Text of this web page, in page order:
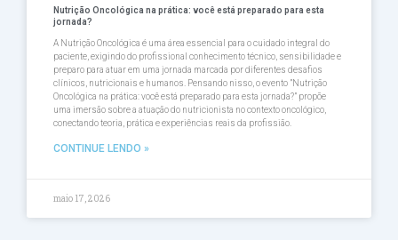
Nutrição Oncológica na prática: você está preparado para esta
jornada?
A Nutrição Oncológica é uma área essencial para o cuidado integral do
paciente, exigindo do profissional conhecimento técnico, sensibilidade e
preparo para atuar em uma jornada marcada por diferentes desafios
clínicos, nutricionais e humanos. Pensando nisso, o evento ”Nutrição
Oncológica na prática: você está preparado para esta jornada?” propõe
uma imersão sobre a atuação do nutricionista no contexto oncológico,
conectando teoria, prática e experiências reais da profissião.
CONTINUE LENDO »
maio 17, 2026